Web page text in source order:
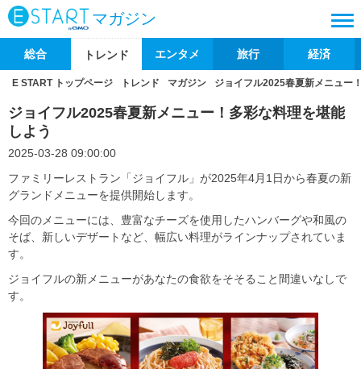
マガジン
総合 トレンド エンタメ 旅行 経済
E START トップページ トレンド マガジン ジョイフル2025春夏新メニュー
ジョイフル2025春夏新メニュー！多彩な料理を堪能
しよう
2025-03-28 09:00:00
ファミリーレストラン「ジョイフル」が2025年4月1日から春夏の新
グランドメニューを提供開始します。
今回のメニューには、豊富なチーズを使用したハンバーグや和風の
そば、新しいデザートなど、幅広い料理がラインナップされていま
す。
ジョイフルの新メニューがあなたの食欲をそそること間違いなしで
す。